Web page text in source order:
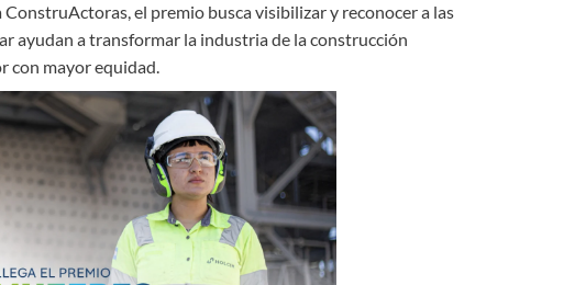
ConstruActoras, el premio busca visibilizar y reconocer a las
ayudan a transformar la industria de la construcción
con mayor equidad.